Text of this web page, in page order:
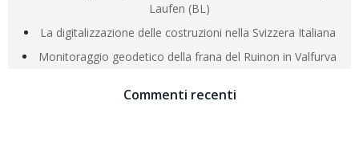
Laufen (BL)
La digitalizzazione delle costruzioni nella Svizzera Italiana
Monitoraggio geodetico della frana del Ruinon in Valfurva
Commenti recenti